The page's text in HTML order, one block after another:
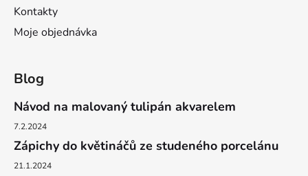
Kontakty
Moje objednávka
Blog
Návod na malovaný tulipán akvarelem
7.2.2024
Zápichy do květináčů ze studeného porcelánu
21.1.2024